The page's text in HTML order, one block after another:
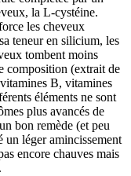
la L-cystéine.
les cheveux
teneur en silicium, les
tombent moins
composition (extrait de
B, vitamines
éléments ne sont
plus avancés de
bon remède (et peu
un léger amincissement
encore chauves mais